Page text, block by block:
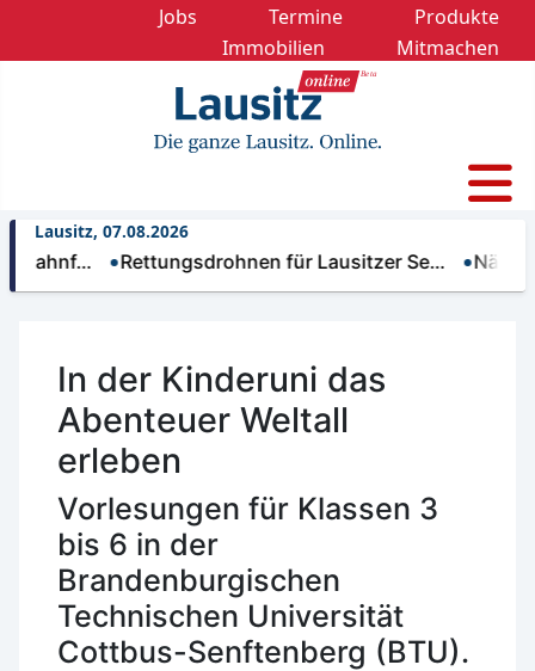
Jobs Termine
Produkte
Immobilien
Mitmachen
Lausitz, 07.08.2026
Rettungsdrohnen für Lausitzer Se… Nächtliche
In der Kinderuni das
Abenteuer Weltall
erleben
Vorlesungen für Klassen 3
bis 6 in der
Brandenburgischen
Technischen Universität
Cottbus-Senftenberg (BTU).